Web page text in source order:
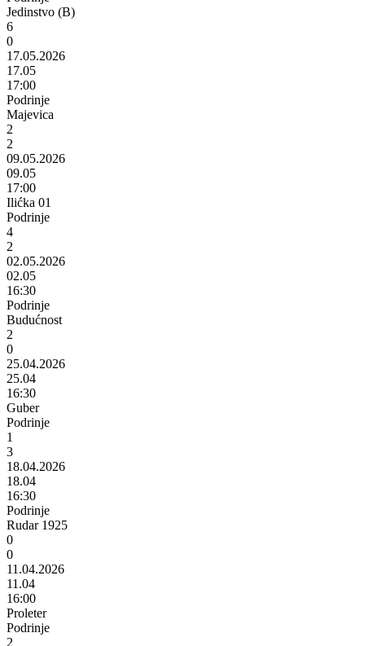
Jedinstvo (B)
6
0
17.05.2026
17.05
17:00
Podrinje
Majevica
2
2
09.05.2026
09.05
17:00
Ilićka 01
Podrinje
4
2
02.05.2026
02.05
16:30
Podrinje
Budućnost
2
0
25.04.2026
25.04
16:30
Guber
Podrinje
1
3
18.04.2026
18.04
16:30
Podrinje
Rudar 1925
0
0
11.04.2026
11.04
16:00
Proleter
Podrinje
2